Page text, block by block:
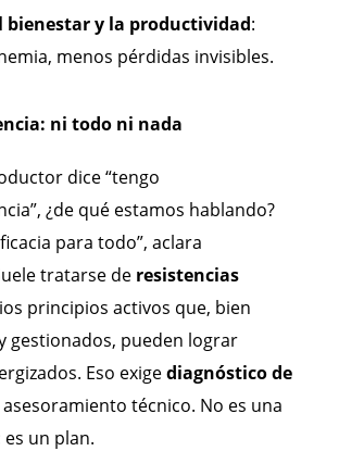
bienestar y la productividad:
menos pérdidas invisibles.
ni todo ni nada
dice “tengo
¿de qué estamos hablando?
para todo”, aclara
tratarse de resistencias
principios activos que, bien
gestionados, pueden lograr
Eso exigediagnóstico de
asesoramiento técnico. No es una
un plan.